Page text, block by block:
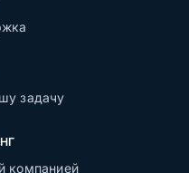
задачу
компанией